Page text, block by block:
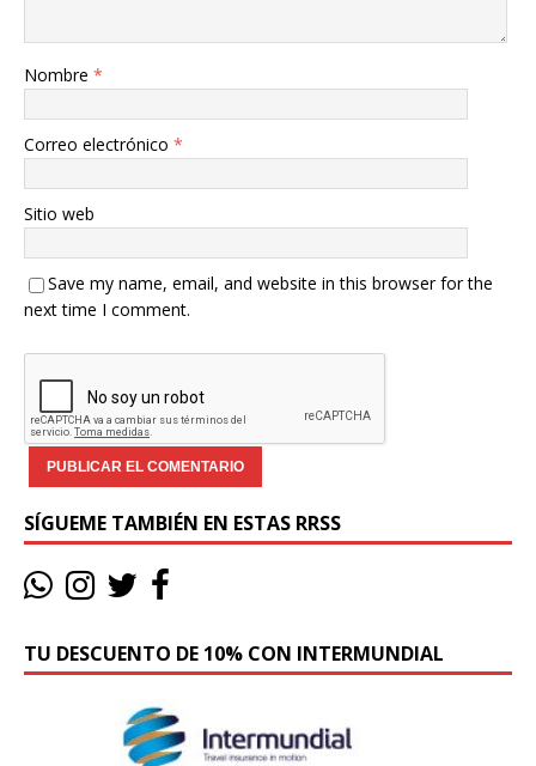
Nombre *
Correo electrónico *
Sitio web
Save my name, email, and website in this browser for the
next time I comment.
SÍGUEME TAMBIÉN EN ESTAS RRSS
TU DESCUENTO DE 10% CON INTERMUNDIAL